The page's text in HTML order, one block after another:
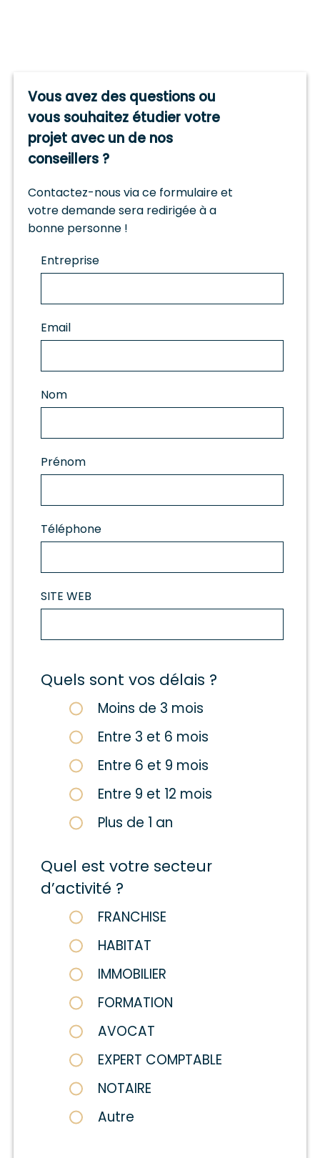
Vous avez des questions ou
vous souhaitez étudier votre
projet avec un de nos
conseillers ?
Contactez-nous via ce formulaire et
votre demande sera redirigée à a
bonne personne !
Entreprise
Email
Nom
Prénom
Téléphone
SITE WEB
Quels sont vos délais ?
Moins de 3 mois
Entre 3 et 6 mois
Entre 6 et 9 mois
Entre 9 et 12 mois
Plus de 1 an
Quel est votre secteur
d’activité ?
FRANCHISE
HABITAT
IMMOBILIER
FORMATION
AVOCAT
EXPERT COMPTABLE
NOTAIRE
Autre